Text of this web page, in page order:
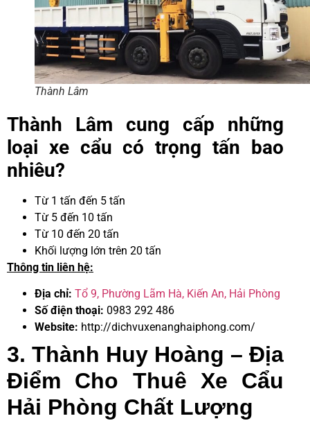
Thành Lâm
Thành Lâm cung cấp những
loại xe cẩu có trọng tấn bao
nhiêu?
Từ 1 tấn đến 5 tấn
Từ 5 đến 10 tấn
Từ 10 đến 20 tấn
Khối lượng lớn trên 20 tấn
Thông tin liên hệ:
Địa chỉ: Tổ 9, Phường Lãm Hà, Kiến An, Hải Phòng
Số điện thoại: 0983 292 486
Website: http://dichvuxenanghaiphong.com/
3. Thành Huy Hoàng – Địa
Điểm Cho Thuê Xe Cẩu
Hải Phòng Chất Lượng